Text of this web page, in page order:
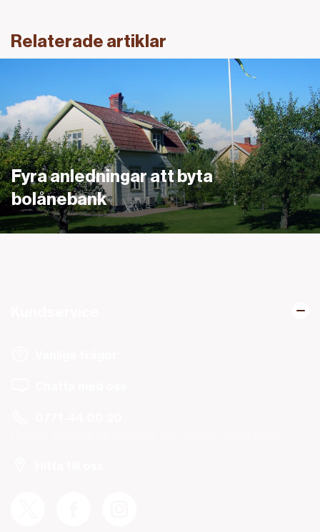
Relaterade artiklar
Fyra anledningar att byta
bolånebank